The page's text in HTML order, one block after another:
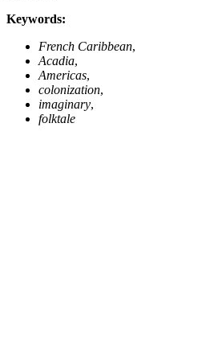
Keywords:
French Caribbean,
Acadia,
Americas,
colonization,
imaginary,
folktale